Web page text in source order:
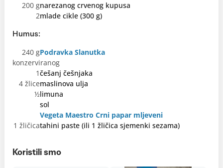
200 gnarezanog crvenog kupusa
2mlade cikle (300 g)
Humus:
240 g
konzerviranog
Podravka Slanutka
1češanj češnjaka
4 žlicemaslinova ulja
½limuna
sol
Vegeta Maestro Crni papar mljeveni
1 žličicatahini paste (ili 1 žličica sjemenki sezama)
Koristili smo